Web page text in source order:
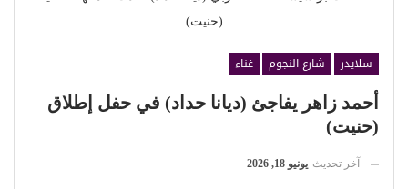
(حنيت)
سلايدر شارع النجوم
غناء
أحمد زاهر يفاجئ (ديانا حداد) في حفل إطلاق
(حنيت)
آخر تحديث يونيو 18, 2026